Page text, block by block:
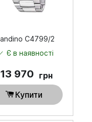
Candino C4799/2
Є в наявності
13 970 грн
Купити